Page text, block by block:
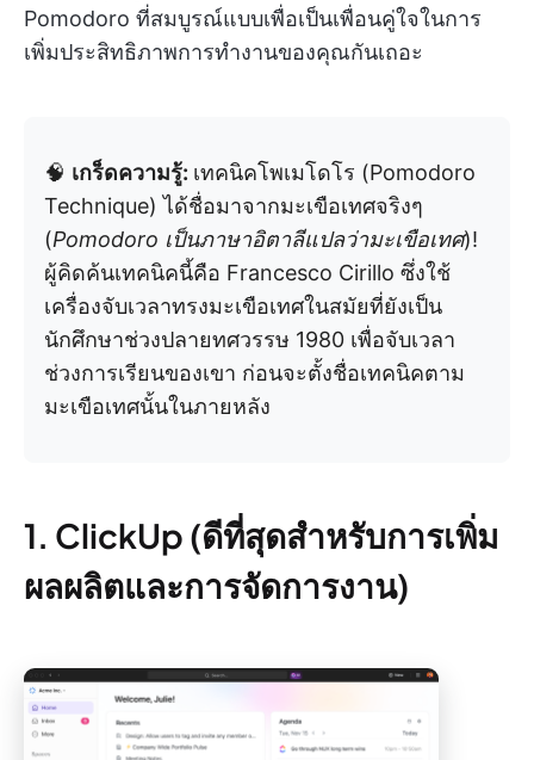
Pomodoro ที่สมบูรณ์แบบเพื่อเป็นเพื่อนคู่ใจในการ
เพิ่มประสิทธิภาพการทำงานของคุณกันเถอะ
🧠 เกร็ดความรู้: เทคนิคโพเมโดโร (Pomodoro
Technique) ได้ชื่อมาจากมะเขือเทศจริงๆ
(Pomodoro เป็นภาษาอิตาลีแปลว่ามะเขือเทศ)!
ผู้คิดค้นเทคนิคนี้คือ Francesco Cirillo ซึ่งใช้
เครื่องจับเวลาทรงมะเขือเทศในสมัยที่ยังเป็น
นักศึกษาช่วงปลายทศวรรษ 1980 เพื่อจับเวลา
ช่วงการเรียนของเขา ก่อนจะตั้งชื่อเทคนิคตาม
มะเขือเทศนั้นในภายหลัง
1. ClickUp (ดีที่สุดสำหรับการเพิ่ม
ผลผลิตและการจัดการงาน)